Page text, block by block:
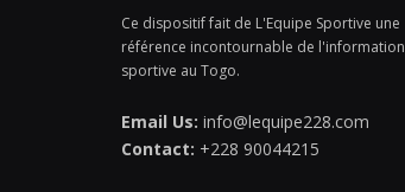
Ce dispositif fait de L'Equipe Sportive une
référence incontournable de l'information
sportive au Togo.
Email Us: info@lequipe228.com
Contact: +228 90044215